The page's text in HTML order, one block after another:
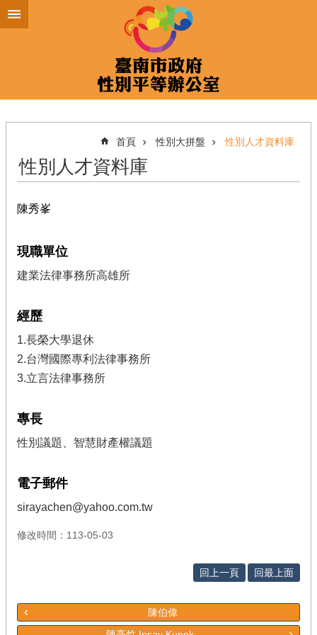
跳到主要內容區塊
首頁 性別大拼盤 性別人才資料庫
性別人才資料庫
陳秀峯
現職單位
建業法律事務所高雄所
經歷
1.長榮大學退休
2.台灣國際專利法律事務所
3.立言法律事務所
專長
性別議題、智慧財產權議題
電子郵件
sirayachen@yahoo.com.tw
修改時間：113-05-03
回上一頁 回最上面
陳伯偉